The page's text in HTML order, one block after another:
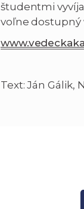
študentmi
voľne dostupný
Text: Ján Gálik,